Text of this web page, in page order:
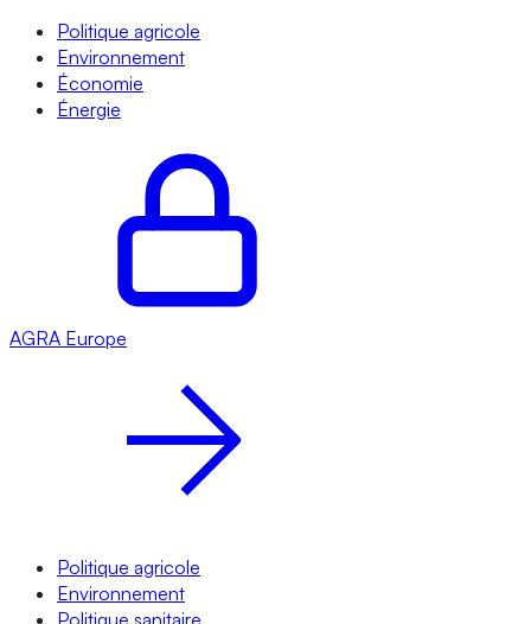
Politique agricole
Environnement
Économie
Énergie
AGRA Europe
Politique agricole
Environnement
Politique sanitaire